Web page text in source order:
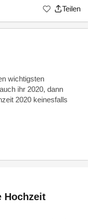
Teilen
wichtigsten
ihr 2020, dann
2020 keinesfalls
Hochzeit